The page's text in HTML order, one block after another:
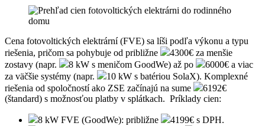
Cena fotovoltických elektrární (FVE) sa líši podľa výkonu a typu
riešenia, pričom sa pohybuje od približne
4300€ za menšie
zostavy (napr.
8 kW s meničom GoodWe) až po
6000€ a viac
za väčšie systémy (napr.
10 kW s batériou SolaX). Komplexné
riešenia od spoločností ako ZSE začínajú na sume
6192€
(štandard) s možnosťou platby v splátkach. Príklady cien:
8 kW FVE (GoodWe): približne
4199€ s DPH.